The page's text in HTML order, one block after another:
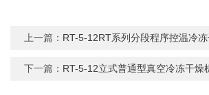
上一篇： RT-5-12RT系列分段程序控温冷
下一篇： RT-5-12立式普通型真空冷冻干燥